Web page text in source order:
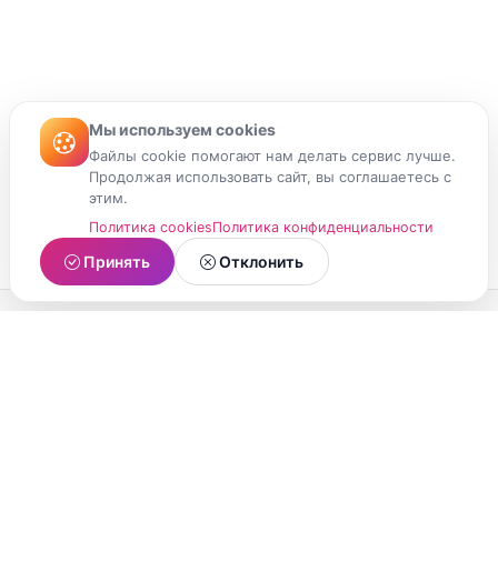
Мы используем cookies
Файлы cookie помогают нам делать сервис лучше.
Продолжая использовать сайт, вы соглашаетесь с
этим.
Политика cookiesПолитика конфиденциальности
Принять Отклонить